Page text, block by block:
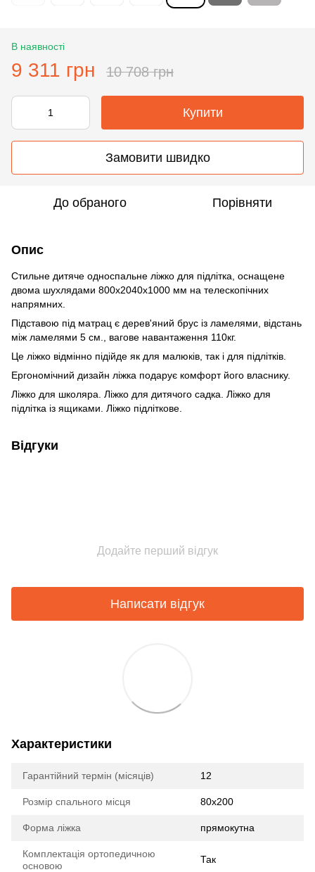
В наявності
9 311 грн 10 708 грн
Купити
Замовити швидко
До обраного Порівняти
Опис
Стильне дитяче односпальне ліжко для підлітка, оснащене
двома шухлядами 800х2040х1000 мм на телескопічних
напрямних.
Підставою під матрац є дерев'яний брус із ламелями, відстань
між ламелями 5 см., вагове навантаження 110кг.
Це ліжко відмінно підійде як для малюків, так і для підлітків.
Ергономічний дизайн ліжка подарує комфорт його власнику.
Ліжко для школяра. Ліжко для дитячого садка. Ліжко для
підлітка із ящиками. Ліжко підліткове.
Відгуки
Додайте перший відгук
Написати відгук
Характеристики
Гарантійний термін (місяців) 12
Розмір спального місця 80х200
Форма ліжка прямокутна
Комплектація ортопедичною
основою
Так